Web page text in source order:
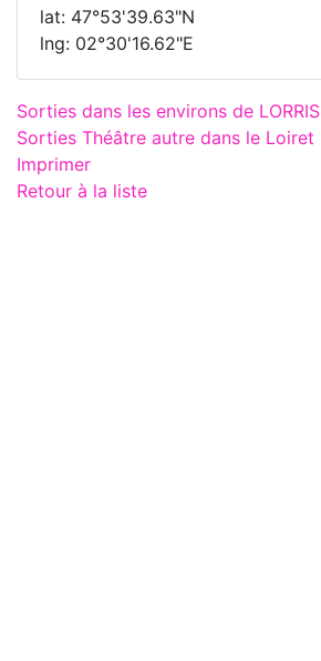
lat: 47°53'39.63"N
lng: 02°30'16.62"E
Sorties dans les environs de LORRIS
Sorties Théâtre autre dans le Loiret
Imprimer
Retour à la liste